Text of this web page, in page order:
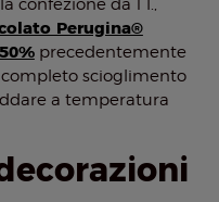
confezione da 1 l.,
Perugina®
precedentemente
scioglimento
a temperatura